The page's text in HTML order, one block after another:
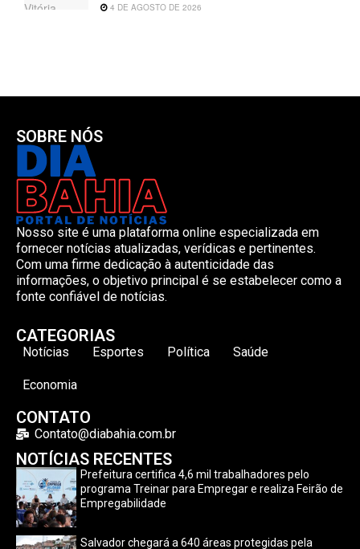
4 DE AGOSTO DE 2026
SOBRE NÓS
Nosso site é uma plataforma online especializada em
fornecer notícias atualizadas, verídicas e pertinentes.
Com uma firme dedicação à autenticidade das
informações, o objetivo principal é se estabelecer como a
fonte confiável de notícias.
CATEGORIAS
Notícias Esportes Política Saúde
Economia
CONTATO
Contato@diabahia.com.br
NOTÍCIAS RECENTES
Prefeitura certifica 4,6 mil trabalhadores pelo
programa Treinar para Empregar e realiza Feirão de
Empregabilidade
Salvador chegará a 640 áreas protegidas pela